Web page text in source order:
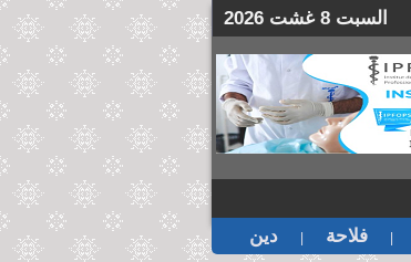
السبت 8 غشت 2026
فلاحة دين